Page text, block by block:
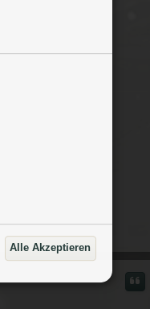
Alle Akzeptieren